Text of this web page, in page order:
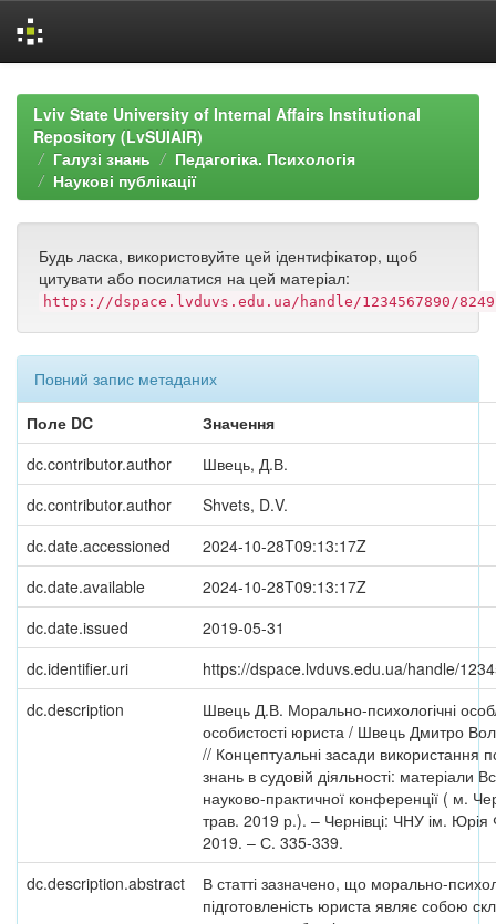
navigationLviv State University of Internal Affairs Institutional
Repository (LvSUIAIR)
Галузі знань
Педагогіка. Психологія
Наукові публікації
Будь ласка, використовуйте цей ідентифікатор, щоб
цитувати або посилатися на цей матеріал:
https://dspace.lvduvs.edu.ua/handle/1234567890/8249
Повний запис метаданих
Поле DC
Значення
dc.contributor.author
Швець, Д.В.
dc.contributor.author
Shvets, D.V.
dc.date.accessioned
2024-10-28T09:13:17Z
dc.date.available
2024-10-28T09:13:17Z
dc.date.issued
2019-05-31
dc.identifier.uri
https://dspace.lvduvs.edu.ua/handle/
dc.description
Швець Д.В. Морально-психологічні
особистості юриста / Швець Дмитро
// Концептуальні засади використання
знань в судовій діяльності: матеріали
науково-практичної конференції ( м.
трав. 2019 р.). – Чернівці: ЧНУ ім. Юрія
2019. – С. 335-339.
dc.description.abstract
В статті зазначено, що морально-
підготовленість юриста являє собою